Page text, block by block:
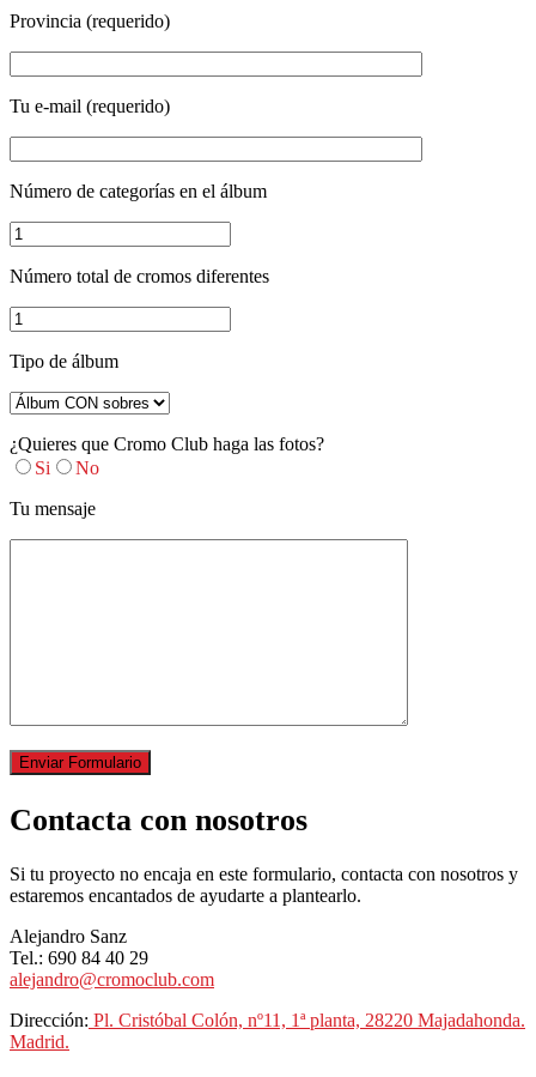
Provincia (requerido)
Tu e-mail (requerido)
Número de categorías en el álbum
Número total de cromos diferentes
Tipo de álbum
¿Quieres que Cromo Club haga las fotos?
Si
No
Tu mensaje
Contacta con nosotros
Si tu proyecto no encaja en este formulario, contacta con nosotros y
estaremos encantados de ayudarte a plantearlo.
Alejandro Sanz
Tel.: 690 84 40 29
alejandro@cromoclub.com
Dirección: Pl. Cristóbal Colón, nº11, 1ª planta, 28220 Majadahonda.
Madrid.